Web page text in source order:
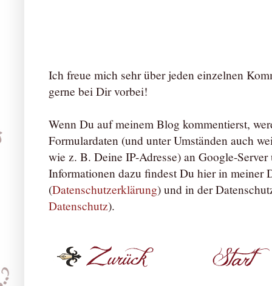
Ich freue mich sehr über jeden einzelnen
gerne bei Dir vorbei!
Wenn Du auf meinem Blog kommentierst,
Formulardaten (und unter Umständen auch
wie z. B. Deine IP-Adresse) an Google-
Informationen dazu findest Du hier in meiner
(Datenschutzerklärung) und in der
Datenschutz).